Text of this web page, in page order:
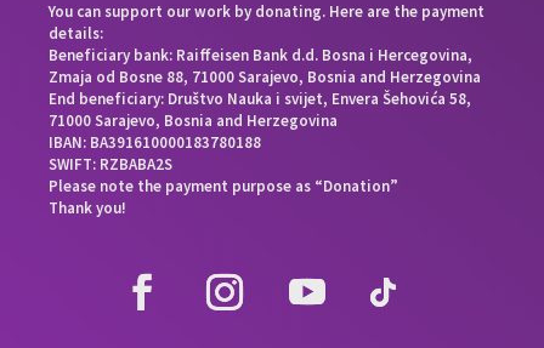
You can support our work by donating. Here are the payment
details:
Beneficiary bank: Raiffeisen Bank d.d. Bosna i Hercegovina,
Zmaja od Bosne 88, 71000 Sarajevo, Bosnia and Herzegovina
End beneficiary: Društvo Nauka i svijet, Envera Šehovića 58,
71000 Sarajevo, Bosnia and Herzegovina
IBAN: BA391610000183780188
SWIFT: RZBABA2S
Please note the payment purpose as “Donation”
Thank you!